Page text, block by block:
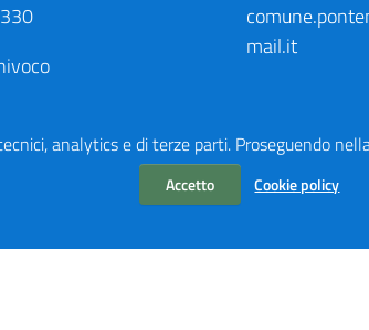
analytics e di terze parti. Proseguendo
Accetto Cookie policy
mail.it